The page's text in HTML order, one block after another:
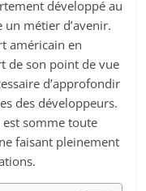
développé au
un métier d’avenir.
américain en
de son point de vue
d’approfondir
des développeurs.
est somme toute
faisant pleinement